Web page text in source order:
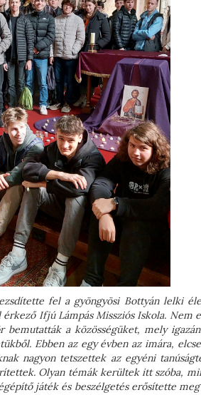
fel a gyöngyösi Bottyán lelki
Ifjú Lámpás Missziós Iskola. Nem
a közösségüket, mely
Ebben az egy évben az imára,
nagyon tetszettek az egyéni
Olyan témák kerültek itt szóba,
játék és beszélgetés erősítette